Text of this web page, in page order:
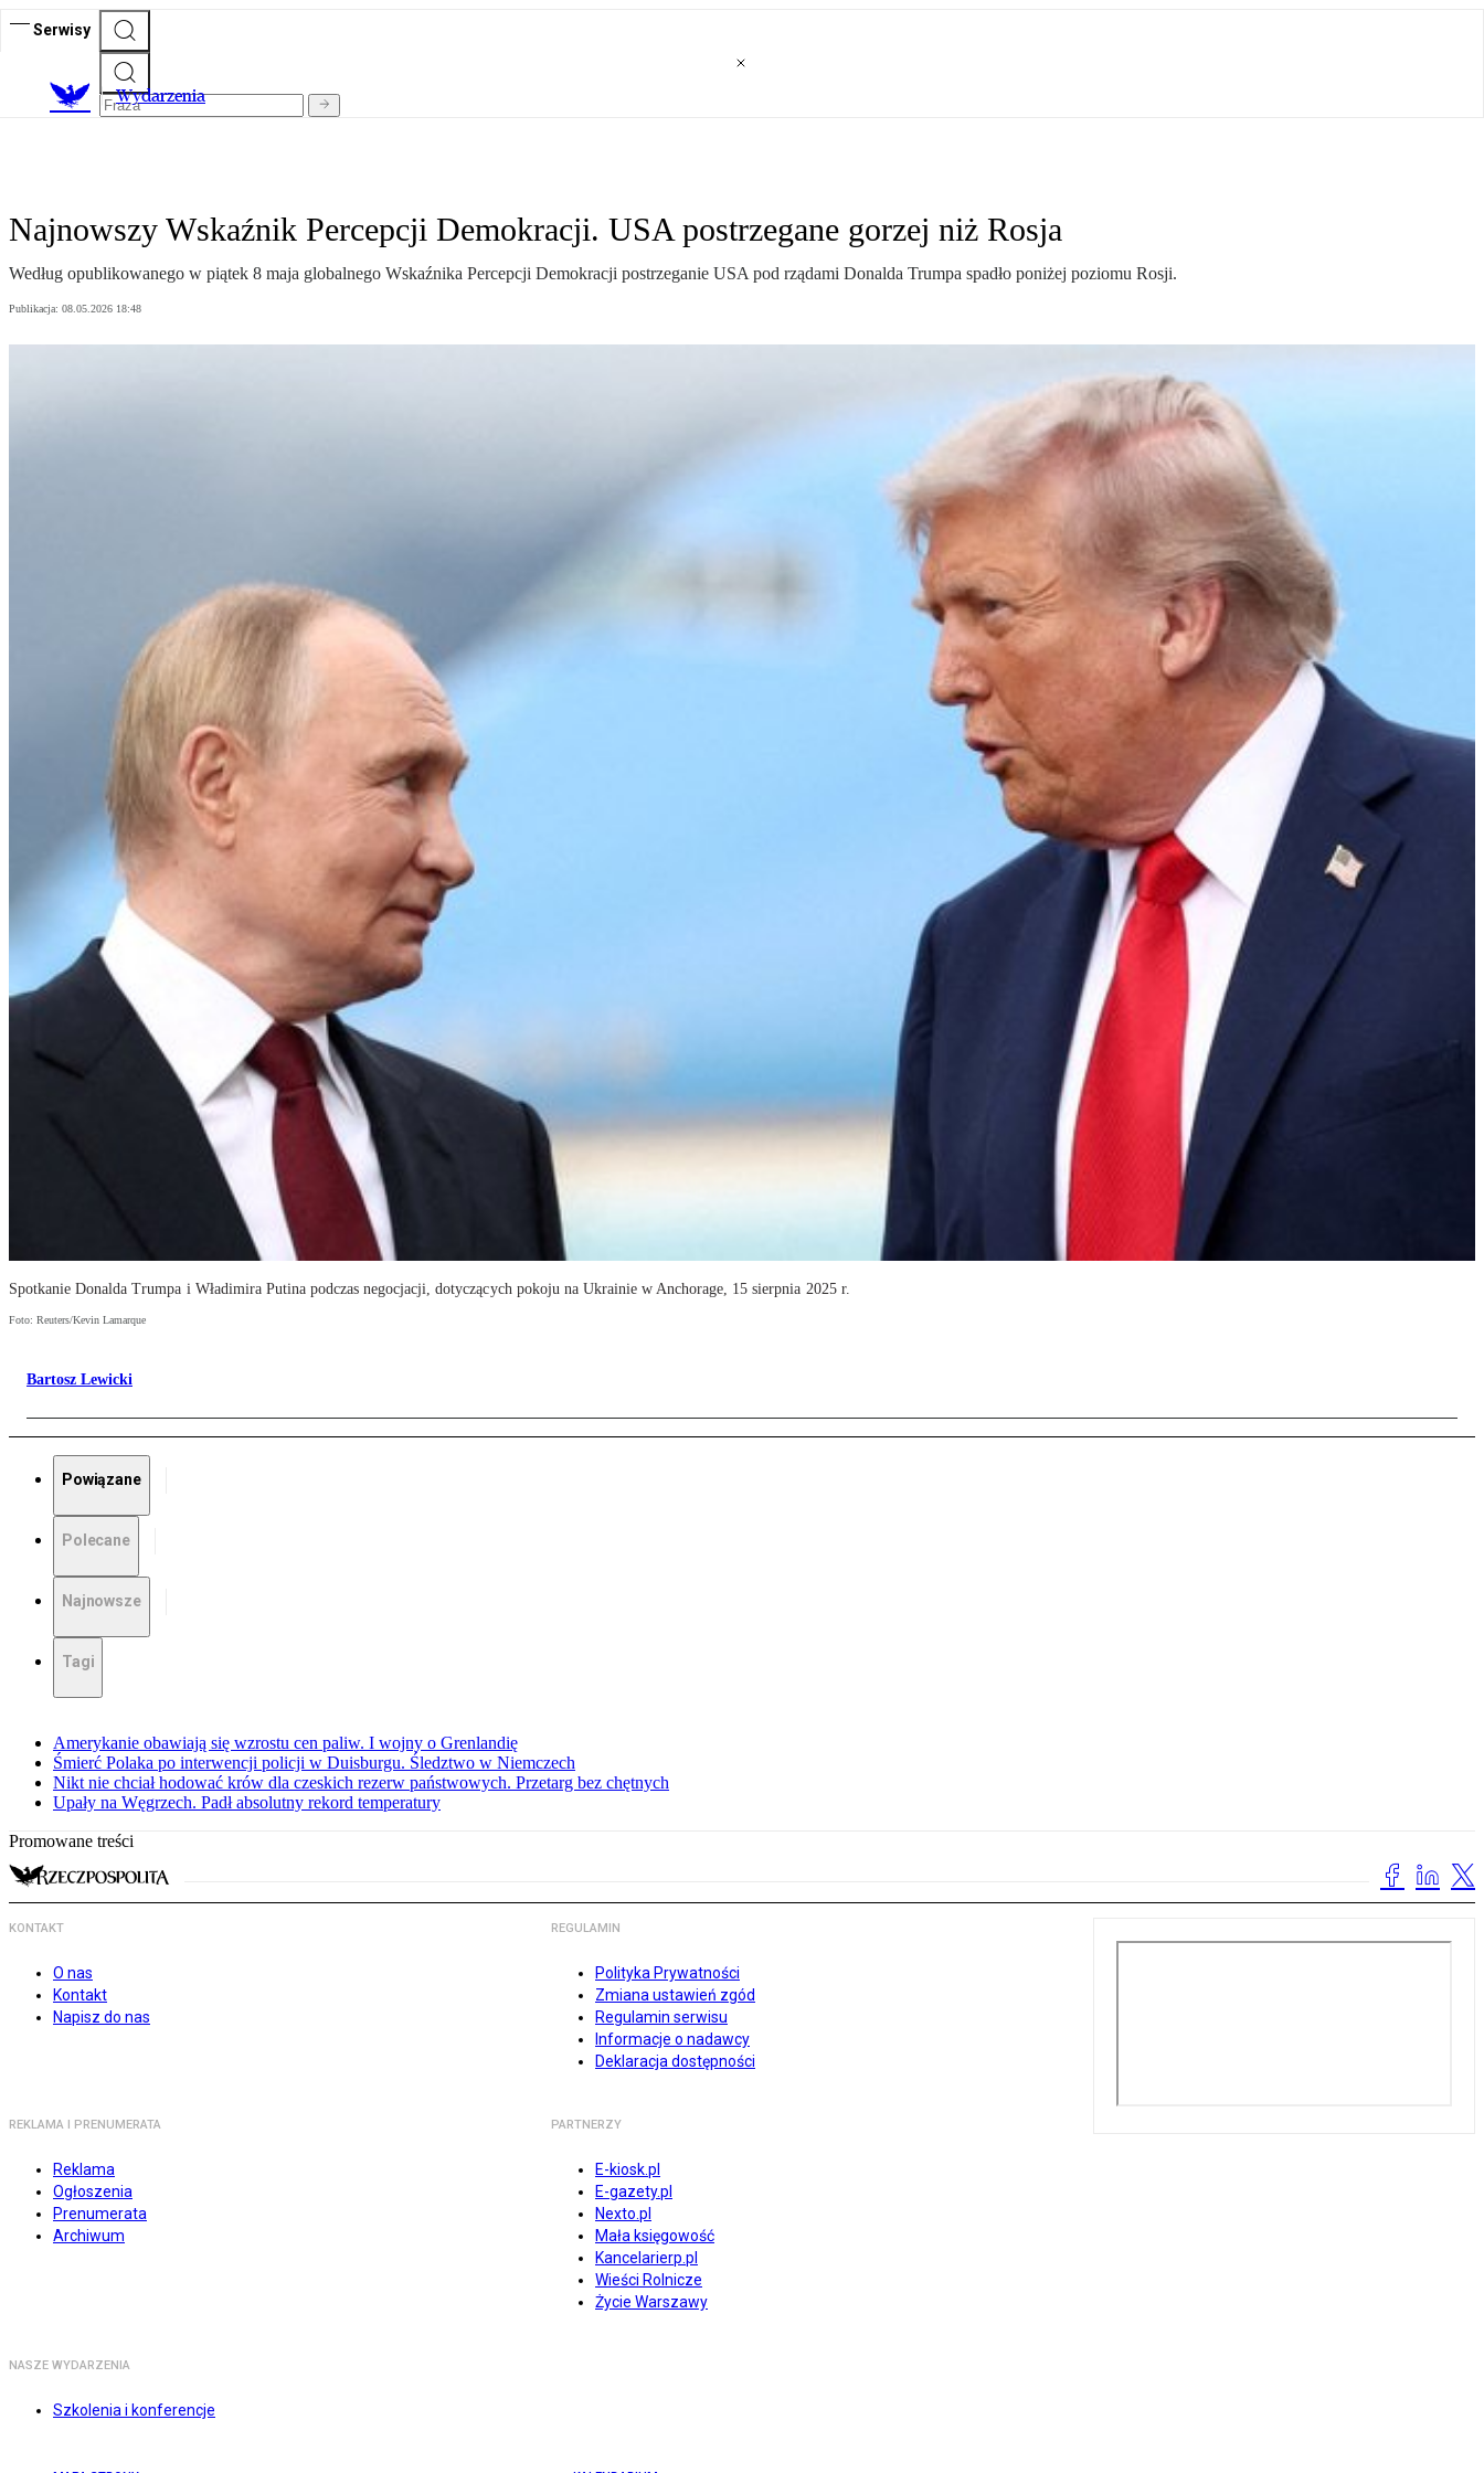
Serwisy
Wydarzenia
Najnowszy Wskaźnik Percepcji Demokracji. USA postrzegane gorzej niż Rosja
Według opublikowanego w piątek 8 maja globalnego Wskaźnika Percepcji Demokracji postrzeganie USA pod rządami Donalda Trumpa spadło poniżej poziomu Rosji.
Publikacja: 08.05.2026 18:48
Spotkanie Donalda Trumpa i Władimira Putina podczas negocjacji, dotyczących pokoju na Ukrainie w Anchorage, 15 sierpnia 2025 r.
Foto: Reuters/Kevin Lamarque
Bartosz Lewicki
Powiązane
Polecane
Najnowsze
Tagi
Amerykanie obawiają się wzrostu cen paliw. I wojny o Grenlandię
Śmierć Polaka po interwencji policji w Duisburgu. Śledztwo w Niemczech
Nikt nie chciał hodować krów dla czeskich rezerw państwowych. Przetarg bez chętnych
Upały na Węgrzech. Padł absolutny rekord temperatury
Promowane treści
KONTAKT
O nas
Kontakt
Napisz do nas
REGULAMIN
Polityka Prywatności
Zmiana ustawień zgód
Regulamin serwisu
Informacje o nadawcy
Deklaracja dostępności
REKLAMA I PRENUMERATA
Reklama
Ogłoszenia
Prenumerata
Archiwum
PARTNERZY
E-kiosk.pl
E-gazety.pl
Nexto.pl
Mała księgowość
Kancelarierp.pl
Wieści Rolnicze
Życie Warszawy
NASZE WYDARZENIA
Szkolenia i konferencje